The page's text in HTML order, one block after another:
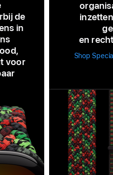
de
in
voor
en
Shop